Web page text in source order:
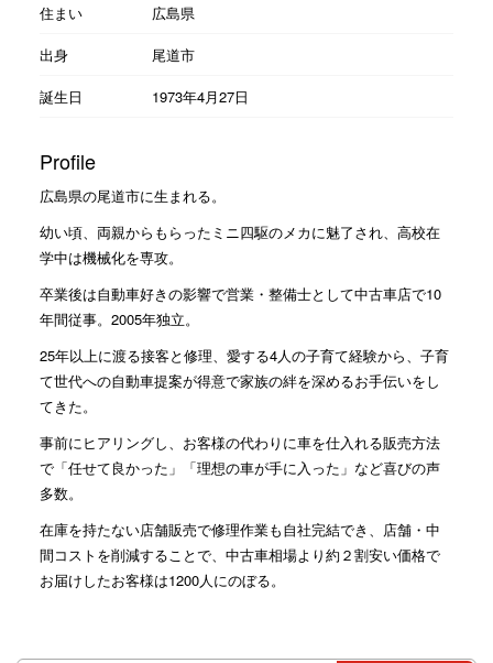
住まい
広島県
出身
尾道市
誕生日
1973年4月27日
Profile
広島県の尾道市に生まれる。
幼い頃、両親からもらったミニ四駆のメカに魅了され、高校在
学中は機械化を専攻。
卒業後は自動車好きの影響で営業・整備士として中古車店で10
年間従事。2005年独立。
25年以上に渡る接客と修理、愛する4人の子育て経験から、子育
て世代への自動車提案が得意で家族の絆を深めるお手伝いをし
てきた。
事前にヒアリングし、お客様の代わりに車を仕入れる販売方法
で「任せて良かった」「理想の車が手に入った」など喜びの声
多数。
在庫を持たない店舗販売で修理作業も自社完結でき、店舗・中
間コストを削減することで、中古車相場より約２割安い価格で
お届けしたお客様は1200人にのぼる。